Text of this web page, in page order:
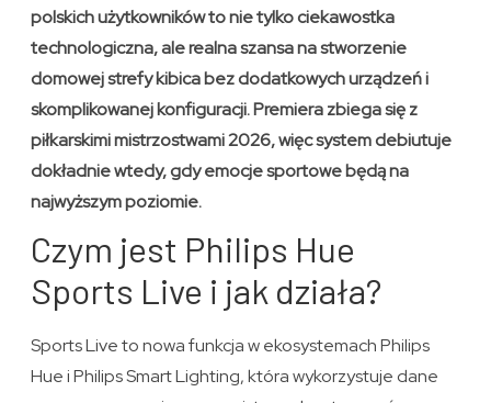
polskich użytkowników to nie tylko ciekawostka
technologiczna, ale realna szansa na stworzenie
domowej strefy kibica bez dodatkowych urządzeń i
skomplikowanej konfiguracji. Premiera zbiega się z
piłkarskimi mistrzostwami 2026, więc system debiutuje
dokładnie wtedy, gdy emocje sportowe będą na
najwyższym poziomie.
Czym jest Philips Hue
Sports Live i jak działa?
Sports Live to nowa funkcja w ekosystemach Philips
Hue i Philips Smart Lighting, która wykorzystuje dane